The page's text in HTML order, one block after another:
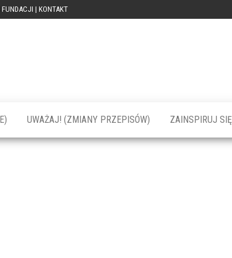
FUNDACJI | KONTAKT
dlaUWAŻAJ! (ZMIANY PRZEPISÓW) ZAINSPIRUJ